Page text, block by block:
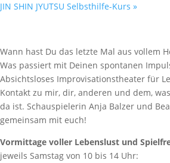
JIN SHIN JYUTSU Selbsthilfe-Kurs »
Wann hast Du das letzte Mal aus vollem
Was passiert mit Deinen spontanen
Absichtsloses Improvisationstheater für
Kontakt zu mir, dir, anderen und dem,
da ist. Schauspielerin Anja Balzer und
gemeinsam mit euch!
Vormittage voller Lebenslust und
jeweils Samstag von 10 bis 14 Uhr: